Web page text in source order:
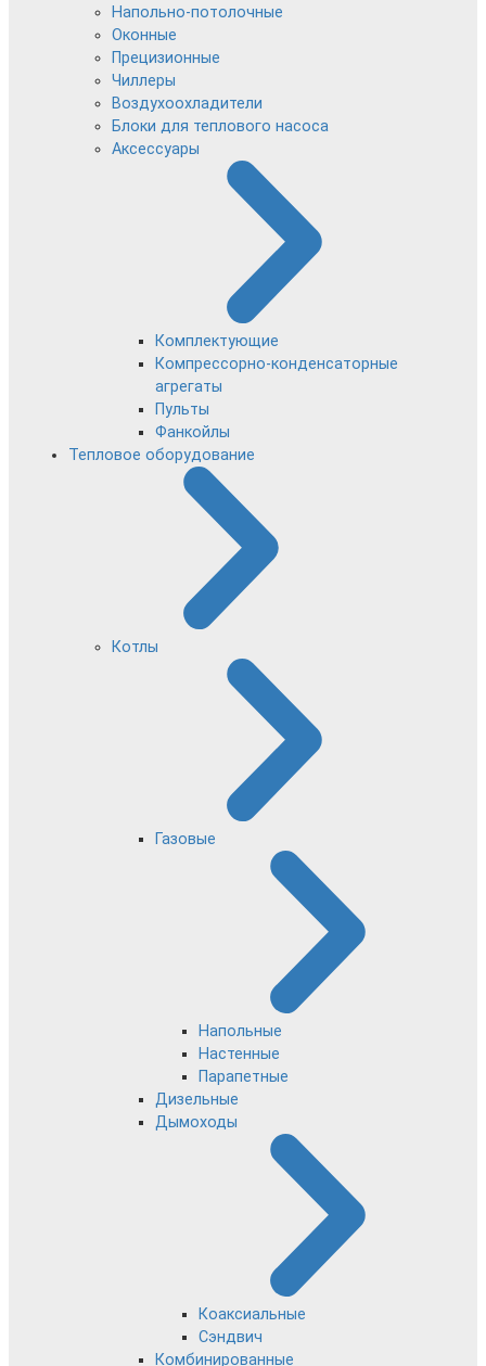
Напольно-потолочные
Оконные
Прецизионные
Чиллеры
Воздухоохладители
Блоки для теплового насоса
Аксессуары
Комплектующие
Компрессорно-конденсаторные
агрегаты
Пульты
Фанкойлы
Тепловое оборудование
Котлы
Газовые
Напольные
Настенные
Парапетные
Дизельные
Дымоходы
Коаксиальные
Сэндвич
Комбинированные